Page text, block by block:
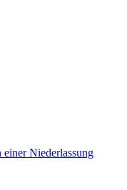
einer Niederlassung